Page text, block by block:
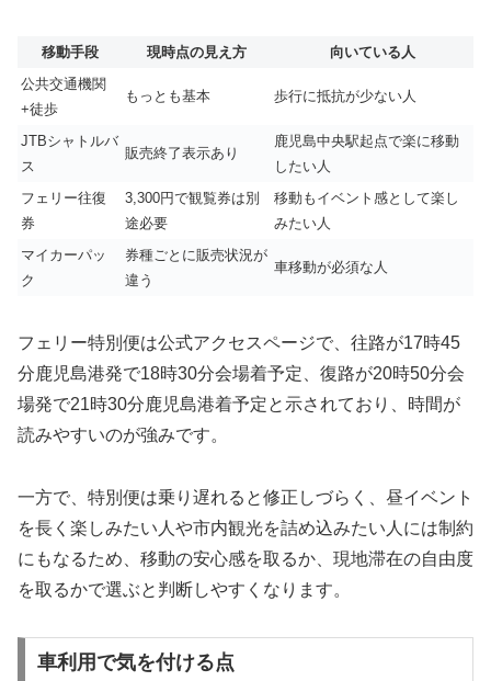
移動手段 現時点の見え方
向いている人
公共交通機関
+徒歩
もっとも基本 歩行に抵抗が少ない人
JTBシャトルバ
ス
販売終了表示あり
鹿児島中央駅起点で楽に移動
したい人
フェリー往復
券
3,300円で観覧券は別
途必要
移動もイベント感として楽し
みたい人
マイカーパッ
ク
券種ごとに販売状況が
違う
車移動が必須な人
フェリー特別便は公式アクセスページで、往路が17時45
分鹿児島港発で18時30分会場着予定、復路が20時50分会
場発で21時30分鹿児島港着予定と示されており、時間が
読みやすいのが強みです。
一方で、特別便は乗り遅れると修正しづらく、昼イベント
を長く楽しみたい人や市内観光を詰め込みたい人には制約
にもなるため、移動の安心感を取るか、現地滞在の自由度
を取るかで選ぶと判断しやすくなります。
車利用で気を付ける点